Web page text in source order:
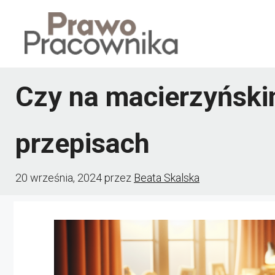
treści
Czy na
przepisach
20 września, 2024przez Beata Skalska